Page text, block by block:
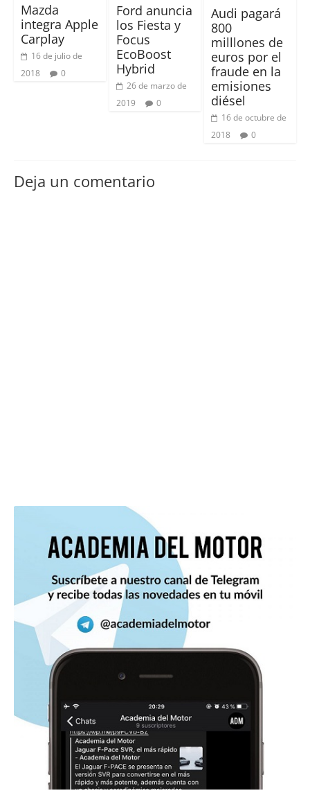
Mazda
integra Apple
Carplay
16 de julio de
2018
0
Ford anuncia
los Fiesta y
Focus
EcoBoost
Hybrid
26 de marzo de
2019
0
Audi pagará
800
milllones de
euros por el
fraude en la
emisiones
diésel
16 de octubre de
2018
0
Deja un comentario